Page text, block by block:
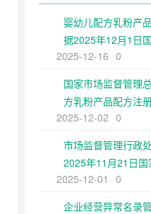
婴幼儿配方乳粉产
据2025年12月1日
第109号修正）
2025-12-16 0
国家市场监督管理
方乳粉产品配方注
局令第109号公布
2025-12-02 0
市场监督管理行政
2025年11月21日
第108号第二次修正
2025-12-01
0
企业经营异常名录